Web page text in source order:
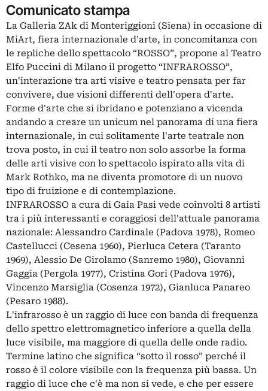
Comunicato stampa
La Galleria ZAk di Monteriggioni (Siena) in occasione di
MiArt, fiera internazionale d'arte, in concomitanza con
le repliche dello spettacolo “ROSSO”, propone al Teatro
Elfo Puccini di Milano il progetto “INFRAROSSO”,
un'interazione tra arti visive e teatro pensata per far
convivere, due visioni differenti dell'opera d'arte.
Forme d'arte che si ibridano e potenziano a vicenda
andando a creare un unicum nel panorama di una fiera
internazionale, in cui solitamente l'arte teatrale non
trova posto, in cui il teatro non solo assorbe la forma
delle arti visive con lo spettacolo ispirato alla vita di
Mark Rothko, ma ne diventa promotore di un nuovo
tipo di fruizione e di contemplazione.
INFRAROSSO a cura di Gaia Pasi vede coinvolti 8 artisti
tra i più interessanti e coraggiosi dell'attuale panorama
nazionale: Alessandro Cardinale (Padova 1978), Romeo
Castellucci (Cesena 1960), Pierluca Cetera (Taranto
1969), Alessio De Girolamo (Sanremo 1980), Giovanni
Gaggia (Pergola 1977), Cristina Gori (Padova 1976),
Vincenzo Marsiglia (Cosenza 1972), Gianluca Panareo
(Pesaro 1988).
L'infrarosso è un raggio di luce con banda di frequenza
dello spettro elettromagnetico inferiore a quella della
luce visibile, ma maggiore di quella delle onde radio.
Termine latino che significa “sotto il rosso” perché il
rosso è il colore visibile con la frequenza più bassa. Un
raggio di luce che c'è ma non si vede, e che per essere